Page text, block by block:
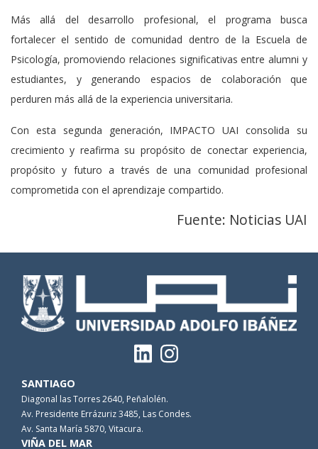
Más allá del desarrollo profesional, el programa busca
fortalecer el sentido de comunidad dentro de la Escuela de
Psicología, promoviendo relaciones significativas entre alumni y
estudiantes, y generando espacios de colaboración que
perduren más allá de la experiencia universitaria.
Con esta segunda generación, IMPACTO UAI consolida su
crecimiento y reafirma su propósito de conectar experiencia,
propósito y futuro a través de una comunidad profesional
comprometida con el aprendizaje compartido.
Fuente: Noticias UAI
SANTIAGO
Diagonal las Torres 2640, Peñalolén.
Av. Presidente Errázuriz 3485, Las Condes.
Av. Santa María 5870, Vitacura.
VIÑA DEL MAR